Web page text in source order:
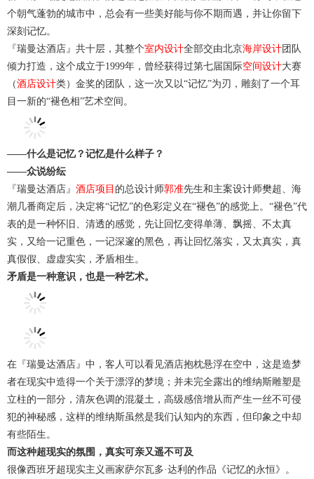
个朝气蓬勃的城市中，总会有一些美好能与你不期而遇，并让你留下
深刻记忆。
『瑞曼达酒店』共十层，其整个室内设计全部交由北京海岸设计团队
倾力打造，这个成立于1999年，曾经获得过第七届国际空间设计大赛
（酒店设计类）金奖的团队，这一次又以“记忆”为刃，雕刻了一个耳
目一新的“褪色相”艺术空间。
——什么是记忆？记忆是什么样子？
——众说纷纭
『瑞曼达酒店』 酒店项目 的总设计师郭准先生和主案设计师樊超、海
潮几番商定后，决定将“记忆”的色彩定义在“褪色”的感觉上。“褪色”代
表的是一种怀旧、清透的感觉，先让回忆变得单薄、飘摇、不太真
实，又给一记重色，一记深邃的黑色，再让回忆落实，又太真实，真
真假假、虚虚实实，矛盾相生。
矛盾是一种意识，也是一种艺术。
在『瑞曼达酒店』中，客人可以看见酒店抱枕悬浮在空中，这是造梦
者在现实中造得一个关于漂浮的梦境；并未完全露出的维纳斯雕塑是
立柱的一部分，清灰色调的混凝土，高级感倍增从而产生一丝不可侵
犯的神秘感，这样的维纳斯虽然是我们认知内的东西，但印象之中却
有些陌生。
而这种超现实的氛围，真实可亲又遥不可及
很像西班牙超现实主义画家萨尔瓦多·达利的作品《记忆的永恒》。